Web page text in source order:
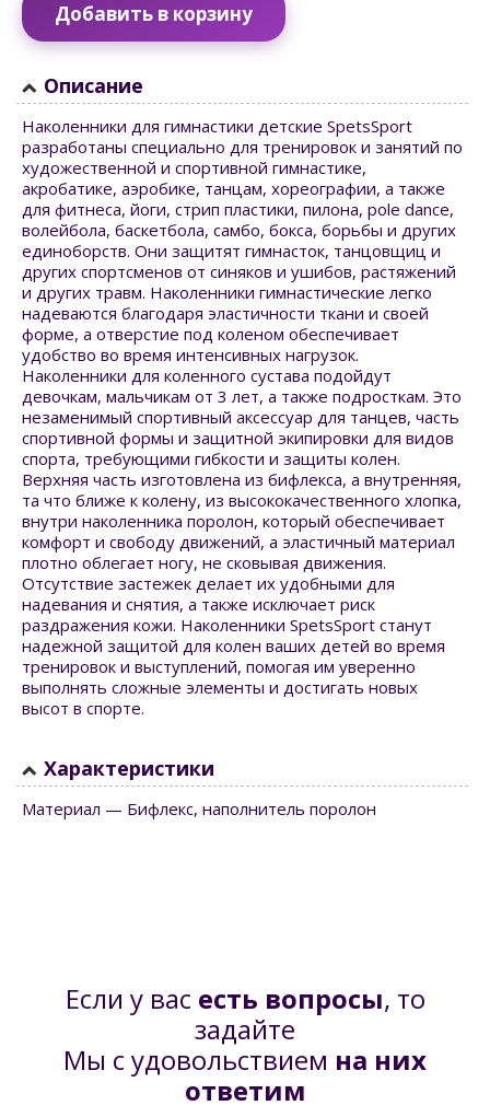
Добавить в корзину
Описание
Наколенники для гимнастики детские SpetsSport
разработаны специально для тренировок и занятий по
художественной и спортивной гимнастике,
акробатике, аэробике, танцам, хореографии, а также
для фитнеса, йоги, стрип пластики, пилона, pole dance,
волейбола, баскетбола, самбо, бокса, борьбы и других
единоборств. Они защитят гимнасток, танцовщиц и
других спортсменов от синяков и ушибов, растяжений
и других травм. Наколенники гимнастические легко
надеваются благодаря эластичности ткани и своей
форме, а отверстие под коленом обеспечивает
удобство во время интенсивных нагрузок.
Наколенники для коленного сустава подойдут
девочкам, мальчикам от 3 лет, а также подросткам. Это
незаменимый спортивный аксессуар для танцев, часть
спортивной формы и защитной экипировки для видов
спорта, требующими гибкости и защиты колен.
Верхняя часть изготовлена из бифлекса, а внутренняя,
та что ближе к колену, из высококачественного хлопка,
внутри наколенника поролон, который обеспечивает
комфорт и свободу движений, а эластичный материал
плотно облегает ногу, не сковывая движения.
Отсутствие застежек делает их удобными для
надевания и снятия, а также исключает риск
раздражения кожи. Наколенники SpetsSport станут
надежной защитой для колен ваших детей во время
тренировок и выступлений, помогая им уверенно
выполнять сложные элементы и достигать новых
высот в спорте.
Характеристики
Материал — Бифлекс, наполнитель поролон
Если у вас есть вопросы, то
задайте
Мы с удовольствием на них
ответим